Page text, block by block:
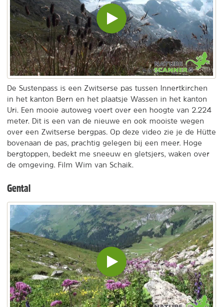
Video
inladen
en
afspelen
De Sustenpass is een Zwitserse pas tussen Innertkirchen
in het kanton Bern en het plaatsje Wassen in het kanton
Uri. Een mooie autoweg voert over een hoogte van 2.224
meter. Dit is een van de nieuwe en ook mooiste wegen
over een Zwitserse bergpas. Op deze video zie je de Hütte
bovenaan de pas, prachtig gelegen bij een meer. Hoge
bergtoppen, bedekt me sneeuw en gletsjers, waken over
de omgeving. Film Wim van Schaik.
Gental
Video
inladen
en
afspelen